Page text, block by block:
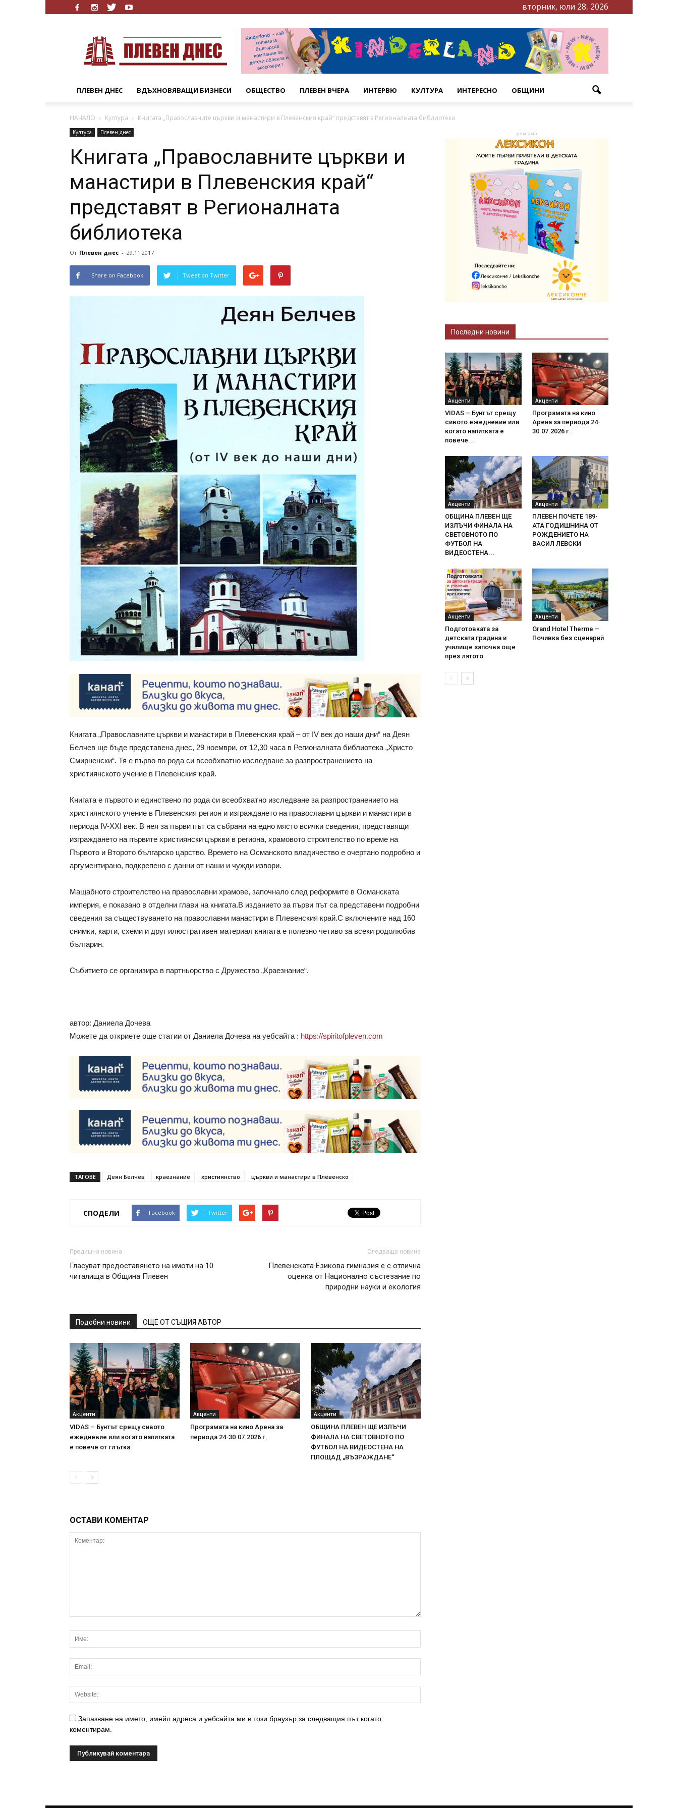
вторник, юли 28, 2026
Днес
ПЛЕВЕН ДНЕС ВДЪХНОВЯВАЩИ БИЗНЕСИ ОБЩЕСТВО ПЛЕВЕН ВЧЕРА ИНТЕРВЮ КУЛТУРА ИНТЕРЕСНО ОБЩИНИ
НАЧАЛО Култура Книгата „Православните църкви и манастири в Плевенския край“ представят в Регионалната библиотека
Култура Плевен днес
Книгата „Православните църкви и
манастири в Плевенския край“
представят в Регионалната
библиотека
От Плевен днес - 29.11.2017
Share on Facebook Tweet on Twitter
Книгата „Православните църкви и манастири в Плевенския край – от IV век до наши дни“ на Деян
Белчев ще бъде представена днес, 29 ноември, от 12,30 часа в Регионалната библиотека „Христо
Смирненски“. Тя е първо по рода си всеобхватно изследване за разпространението на
християнското учение в Плевенския край.
Книгата е първото и единствено по рода си всеобхватно изследване за разпространението на
християнското учение в Плевенския регион и изграждането на православни църкви и манастири в
периода IV-XXI век. В нея за първи път са събрани на едно място всички сведения, представящи
изграждането на първите християнски църкви в региона, храмовото строителство по време на
Първото и Второто българско царство. Времето на Османското владичество е очертано подробно и
аргументирано, подкрепено с данни от наши и чужди извори.
Мащабното строителство на православни храмове, започнало след реформите в Османската
империя, е показано в отделни глави на книгата.В изданието за първи път са представени подробни
сведения за съществуването на православни манастири в Плевенския край.С включените над 160
снимки, карти, схеми и друг илюстративен материал книгата е полезно четиво за всеки родолюбив
българин.
Събитието се организира в партньорство с Дружество „Краезнание“.
автор: Даниела Дочева
Можете да откриете още статии от Даниела Дочева на уебсайта : https://spiritofpleven.com
ТАГОВЕ Деян Белчев краезнание християнство църкви и манастири в Плевенско
СПОДЕЛИ Facebook Twitter
Предишна новина
Гласуват предоставянето на имоти на 10
читалища в Община Плевен
Следваща новина
Плевенската Езикова гимназия е с отлична
оценка от Национално състезание по
природни науки и екология
Подобни новини ОЩЕ ОТ СЪЩИЯ АВТОР
Акценти
VIDAS – Бунтът срещу сивото
ежедневие или когато напитката
е повече от глътка
Акценти
Програмата на кино Арена за
периода 24-30.07.2026 г.
Акценти
ОБЩИНА ПЛЕВЕН ЩЕ ИЗЛЪЧИ
ФИНАЛА НА СВЕТОВНОТО ПО
ФУТБОЛ НА ВИДЕОСТЕНА НА
ПЛОЩАД „ВЪЗРАЖДАНЕ“
ОСТАВИ КОМЕНТАР
Запазване на името, имейл адреса и уебсайта ми в този браузър за следващия път когато
коментирам.
-реклама-
Последни новини
Акценти
VIDAS – Бунтът срещу
сивото ежедневие или
когато напитката е
повече...
Акценти
Програмата на кино
Арена за периода 24-
30.07.2026 г.
Акценти
ОБЩИНА ПЛЕВЕН ЩЕ
ИЗЛЪЧИ ФИНАЛА НА
СВЕТОВНОТО ПО
ФУТБОЛ НА
ВИДЕОСТЕНА...
Акценти
ПЛЕВЕН ПОЧЕТЕ 189-
АТА ГОДИШНИНА ОТ
РОЖДЕНИЕТО НА
ВАСИЛ ЛЕВСКИ
Акценти
Подготовката за
детската градина и
училище започва още
през лятото
Акценти
Grand Hotel Therme –
Почивка без сценарий